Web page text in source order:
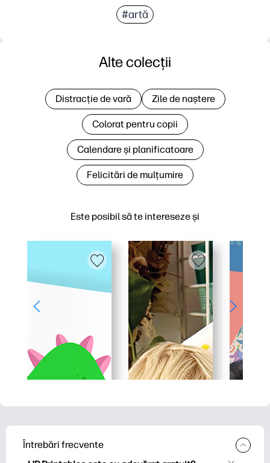
#artă
Este posibil să te intereseze și
Alte colecții
Distracție de vară Zile de naștere
Colorat pentru copii
Calendare și planificatoare
Felicitări de mulțumire
Întrebări frecvente